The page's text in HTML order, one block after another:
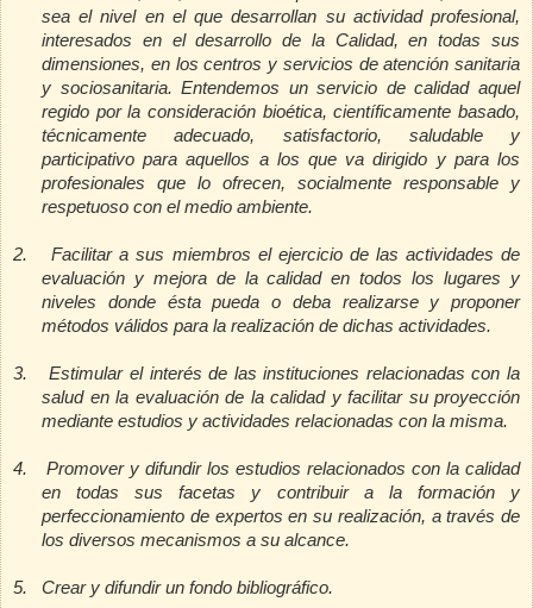
sea el nivel en el que desarrollan su actividad profesional,
interesados en el desarrollo de la Calidad, en todas sus
dimensiones, en los centros y servicios de atención sanitaria
y sociosanitaria. Entendemos un servicio de calidad aquel
regido por la consideración bioética, científicamente basado,
técnicamente adecuado, satisfactorio, saludable y
participativo para aquellos a los que va dirigido y para los
profesionales que lo ofrecen, socialmente responsable y
respetuoso con el medio ambiente.
2.
Facilitar a sus miembros el ejercicio de las actividades de
evaluación y mejora de la calidad en todos los lugares y
niveles donde ésta pueda o deba realizarse y proponer
métodos válidos para la realización de dichas actividades.
3.
Estimular el interés de las instituciones relacionadas con la
salud en la evaluación de la calidad y facilitar su proyección
mediante estudios y actividades relacionadas con la misma.
4.
Promover y difundir los estudios relacionados con la calidad
en todas sus facetas y contribuir a la formación y
perfeccionamiento de expertos en su realización, a través de
los diversos mecanismos a su alcance.
5. Crear y difundir un fondo bibliográfico.